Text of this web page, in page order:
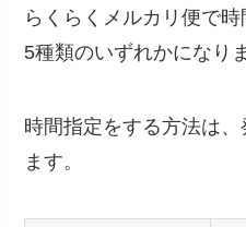
らくらくメルカリ便で
5種類のいずれかになり
時間指定をする方法は
ます。